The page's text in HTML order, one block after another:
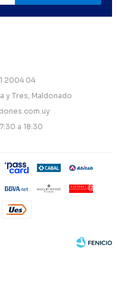
2004 04
y Tres, Maldonado
a 18:30